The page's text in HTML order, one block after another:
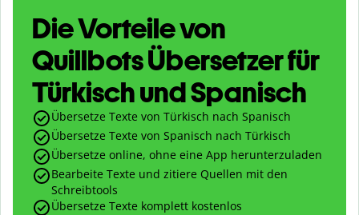
Die Vorteile von
Quillbots Übersetzer für
Türkisch und Spanisch
Übersetze Texte von Türkisch nach Spanisch
Übersetze Texte von Spanisch nach Türkisch
Übersetze online, ohne eine App herunterzuladen
Bearbeite Texte und zitiere Quellen mit den
Schreibtools
Übersetze Texte komplett kostenlos